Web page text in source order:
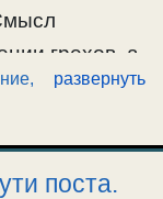
грехов, а
решимости
своего
оставить
развернуть
поста.